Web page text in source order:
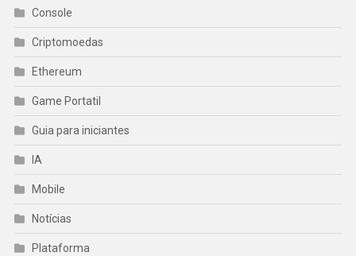
Console
Criptomoedas
Ethereum
Game Portatil
Guia para iniciantes
IA
Mobile
Notícias
Plataforma